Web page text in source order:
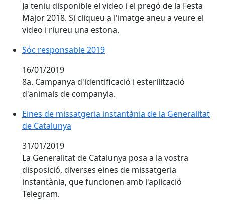
Ja teniu disponible el video i el pregó de la Festa
Major 2018. Si cliqueu a l'imatge aneu a veure el
video i riureu una estona.
Sóc responsable 2019
Sóc responsable 2019
16/01/2019
8a. Campanya d'identificació i esterilització
d'animals de companyia.
Eines de missatgeria instantània de la Generalitat
de Catalunya
31/01/2019
La Generalitat de Catalunya posa a la vostra
disposició, diverses eines de missatgeria
instantània, que funcionen amb l'aplicació
Telegram.